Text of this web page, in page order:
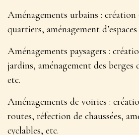
Aménagements urbains :
quartiers, aménagement
Aménagements paysagers :
jardins, aménagement des berges
etc.
Aménagements de voiries :
routes, réfection de chaussées,
cyclables, etc.